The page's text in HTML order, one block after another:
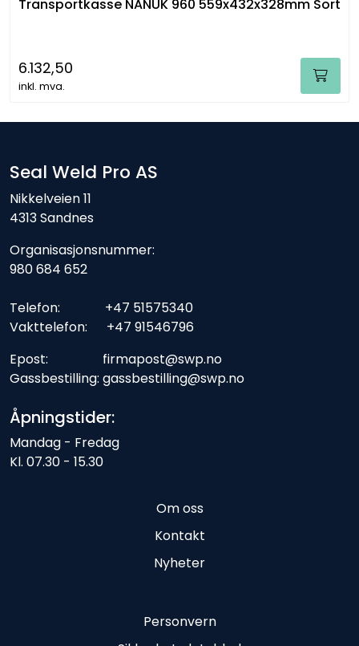
Transportkasse NANUK 960 559x432x328mm Sort
6.132,50
inkl. mva.
Seal Weld Pro AS
Nikkelveien 11
4313 Sandnes
Organisasjonsnummer:
980 684 652
Telefon: +47 51575340
Vakttelefon: +47 91546796
Epost: firmapost@swp.no
Gassbestilling: gassbestilling@swp.no
Åpningstider:
Mandag - Fredag
Kl. 07.30 - 15.30
Om oss
Kontakt
Nyheter
Personvern